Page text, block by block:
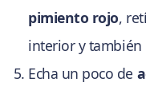
pimiento rojo,
interior y también
Echa un poco de